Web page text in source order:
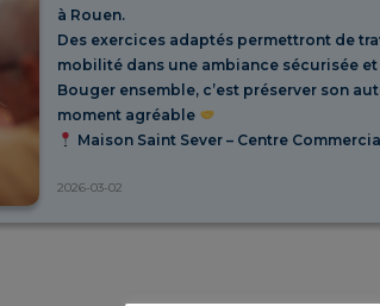
à Rouen.
Des exercices adaptés permettront de
mobilité dans une ambiance sécurisée
Bouger ensemble, c’est préserver son
moment agréable
Maison Saint Sever – Centre
2026-03-02